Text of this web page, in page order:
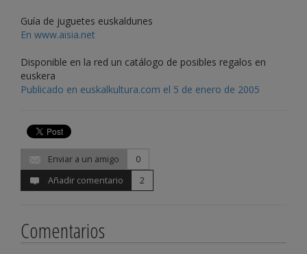
Guía de juguetes euskaldunes
En www.aisia.net
Disponible en la red un catálogo de posibles regalos en
euskera
Publicado en euskalkultura.com el 5 de enero de 2005
Enviar a un amigo
0
Añadir comentario
2
Comentarios